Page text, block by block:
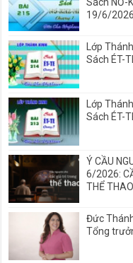
19/6/2026
Lớp
Sách ÉT-
Lớp
Sách ÉT-
Ý CẦU
6/2026:
THỂ THAO
Đức
Tổng